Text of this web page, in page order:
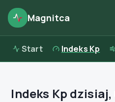
Magnitca
Start Indeks Kp
Indeks Kp dzisiaj,